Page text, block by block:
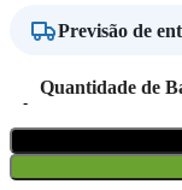
Previsão de
Quantidade de